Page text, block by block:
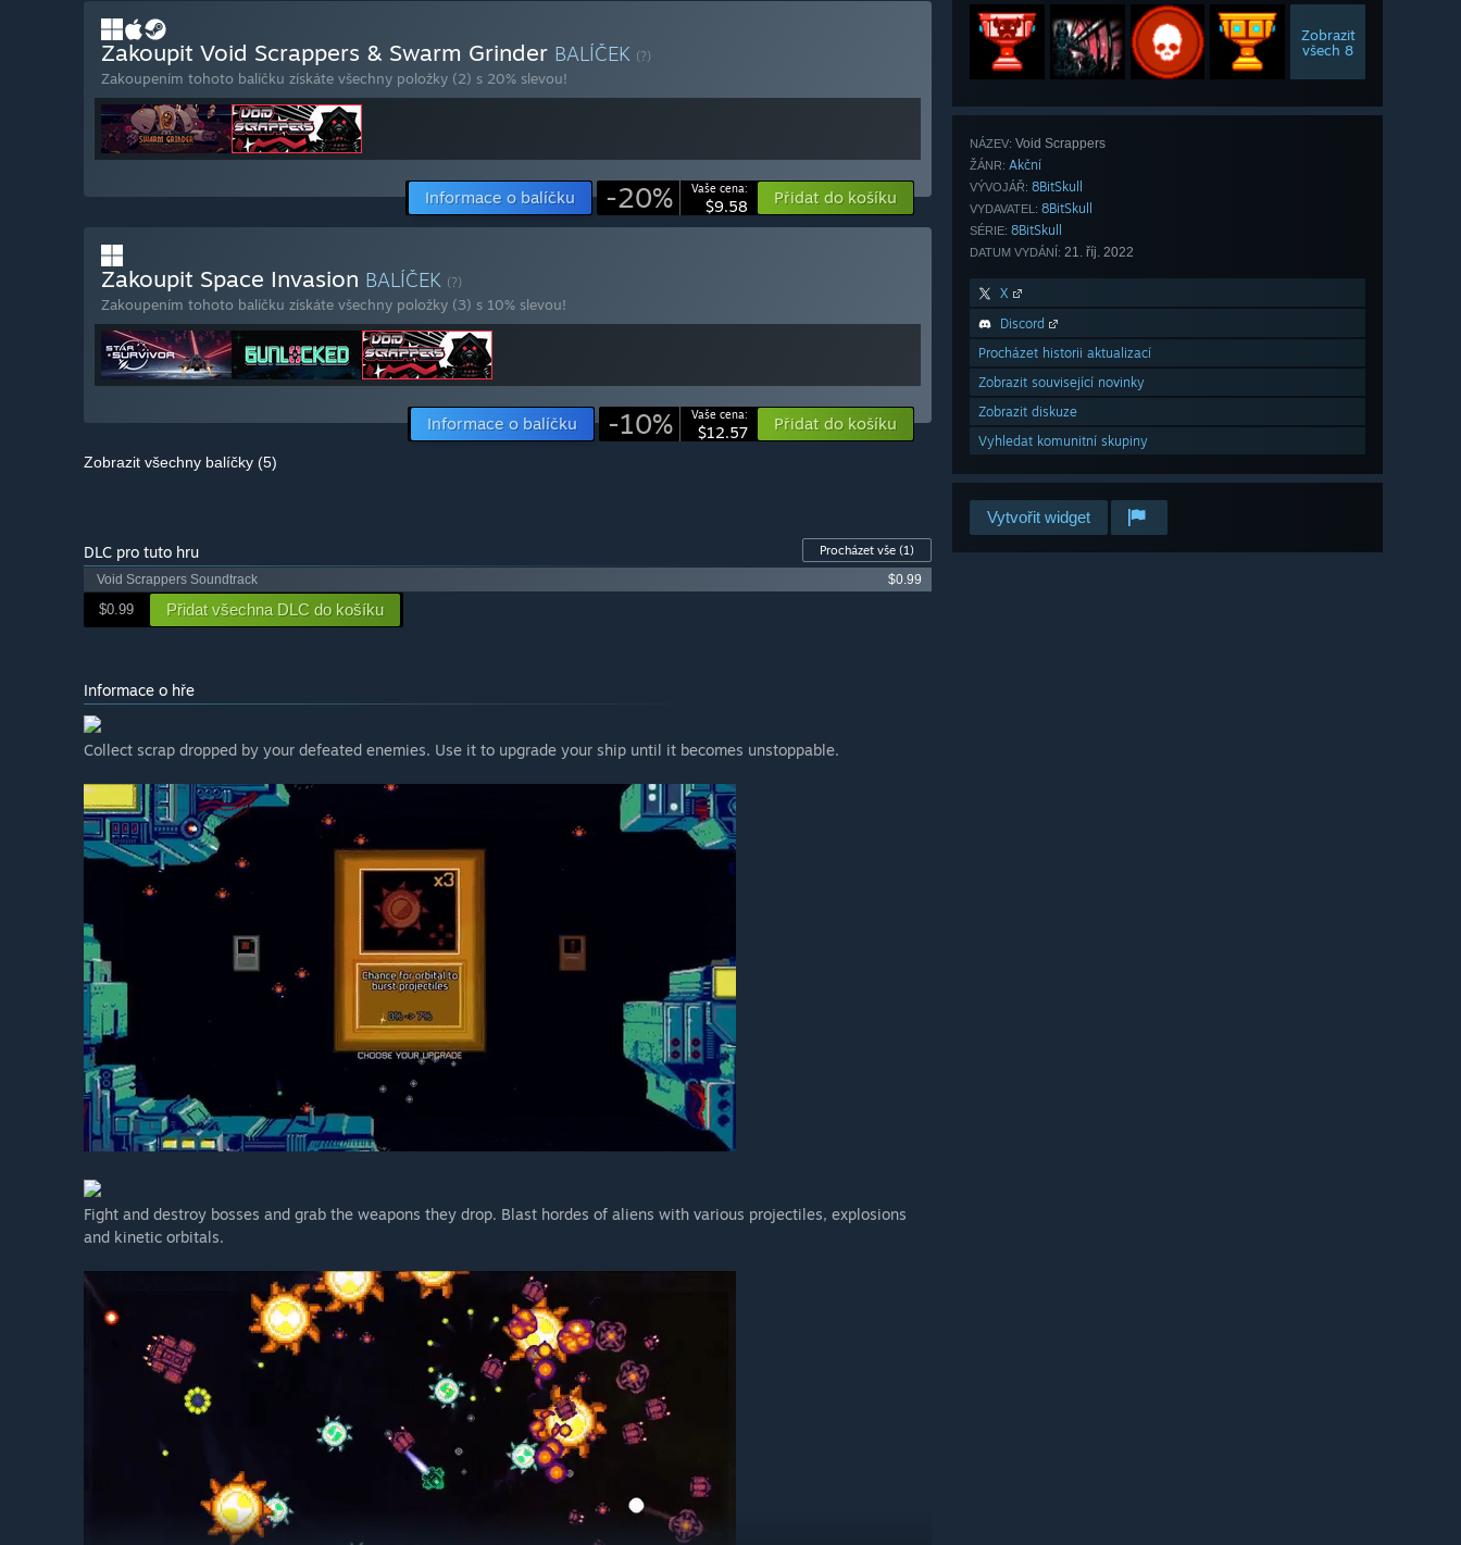
Zobrazit
všech 8
NÁZEV: Void Scrappers
ŽÁNR: Akční
VÝVOJÁŘ: 8BitSkull
VYDAVATEL: 8BitSkull
SÉRIE: 8BitSkull
DATUM VYDÁNÍ: 21. říj. 2022
X
Discord
Procházet historii aktualizací
Zobrazit související novinky
Zobrazit diskuze
Vyhledat komunitní skupiny
Vytvořit widget
Zakoupit Void Scrappers & Swarm Grinder BALÍČEK (?)
Zakoupením tohoto balíčku získáte všechny položky (2) s 20% slevou!
Informace o balíčku -20% Vaše cena:
$9.58 Přidat do košíku
Zakoupit Space Invasion BALÍČEK (?)
Zakoupením tohoto balíčku získáte všechny položky (3) s 10% slevou!
Informace o balíčku -10% Vaše cena:
$12.57 Přidat do košíku
Zobrazit všechny balíčky (5)
DLC pro tuto hru Procházet vše (1)
Void Scrappers Soundtrack
$0.99
$0.99 Přidat všechna DLC do košíku
Informace o hře
Collect scrap dropped by your defeated enemies. Use it to upgrade your ship until it becomes unstoppable.
Fight and destroy bosses and grab the weapons they drop. Blast hordes of aliens with various projectiles, explosions
and kinetic orbitals.